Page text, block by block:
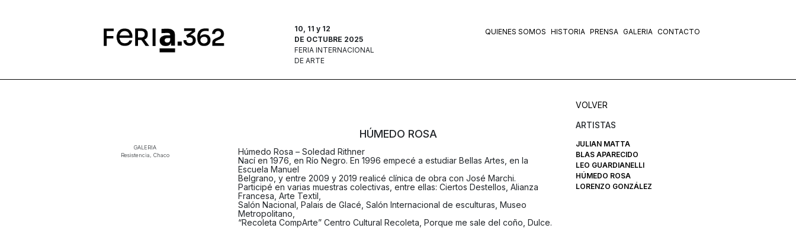
10, 11 y 12
DE OCTUBRE 2025
FERIA INTERNACIONAL
DE ARTE
QUIENES SOMOS HISTORIA PRENSA GALERIA CONTACTO
VOLVER
GALERIA
Resistencia, Chaco
HÚMEDO ROSA
Húmedo Rosa – Soledad Rithner
Nací en 1976, en Río Negro. En 1996 empecé a estudiar Bellas Artes, en la
Escuela Manuel
Belgrano, y entre 2009 y 2019 realicé clínica de obra con José Marchi.
Participé en varias muestras colectivas, entre ellas: Ciertos Destellos, Alianza
Francesa, Arte Textil,
Salón Nacional, Palais de Glacé, Salón Internacional de esculturas, Museo
Metropolitano,
“Recoleta CompArte” Centro Cultural Recoleta, Porque me sale del coño, Dulce.
ARTISTAS
JULIAN MATTA
BLAS APARECIDO
LEO GUARDIANELLI
HÚMEDO ROSA
LORENZO GONZÁLEZ